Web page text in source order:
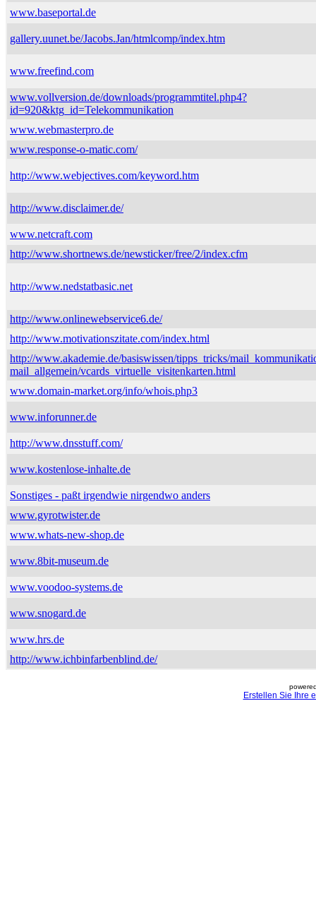
www.baseportal.de
gallery.uunet.be/Jacobs.Jan/htmlcomp/index.htm
www.freefind.com
www.vollversion.de/downloads/programmtitel.php4?
id=920&ktg_id=Telekommunikation
www.webmasterpro.de
www.response-o-matic.com/
http://www.webjectives.com/keyword.htm
http://www.disclaimer.de/
www.netcraft.com
http://www.shortnews.de/newsticker/free/2/index.cfm
http://www.nedstatbasic.net
http://www.onlinewebservice6.de/
http://www.motivationszitate.com/index.html
http://www.akademie.de/basiswissen/tipps_tricks/
mail_allgemein/vcards_virtuelle_visitenkarten.html
www.domain-market.org/info/whois.php3
www.inforunner.de
http://www.dnsstuff.com/
www.kostenlose-inhalte.de
Sonstiges - paßt irgendwie nirgendwo anders
www.gyrotwister.de
www.whats-new-shop.de
www.8bit-museum.de
www.voodoo-systems.de
www.snogard.de
www.hrs.de
http://www.ichbinfarbenblind.de/
Erstellen Sie Ihre